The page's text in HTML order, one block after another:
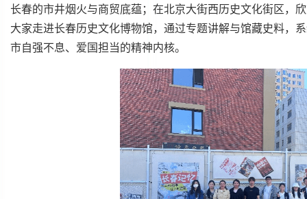
长春的市井烟火与商贸底蕴；在北京大街西历史文化街区，
大家走进长春历史文化博物馆，通过专题讲解与馆藏史料，
市自强不息、爱国担当的精神内核。